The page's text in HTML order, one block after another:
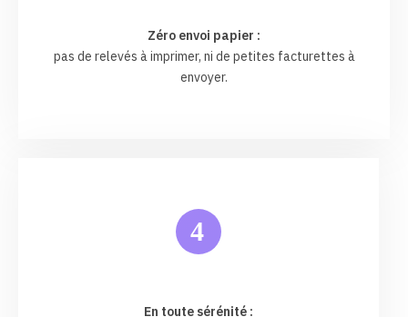
Zéro envoi papier :
pas de relevés à imprimer, ni de petites facturettes à
envoyer.
4
En toute sérénité :